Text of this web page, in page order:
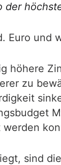
und
höhere
zu
sind